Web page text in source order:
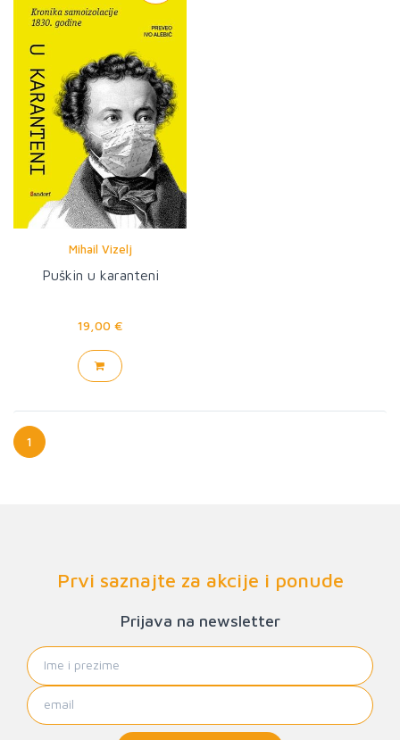
Mihail Vizelj
Puškin u karanteni
19,00 €
1
Prvi saznajte za akcije i ponude
Prijava na newsletter